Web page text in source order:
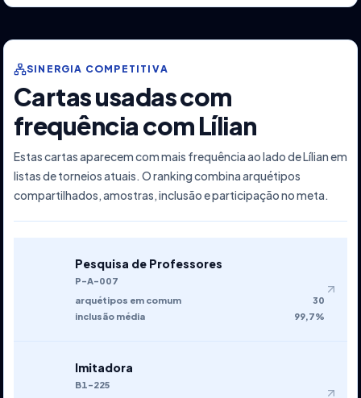
SINERGIA COMPETITIVA
Cartas usadas com
frequência com Lílian
Estas cartas aparecem com mais frequência ao lado de Lílian em
listas de torneios atuais. O ranking combina arquétipos
compartilhados, amostras, inclusão e participação no meta.
Pesquisa de Professores
P-A-007
arquétipos em comum
30
inclusão média
99,7%
Imitadora
B1-225